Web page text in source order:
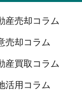
産売却コラム
売却コラム
産買取コラム
活用コラム